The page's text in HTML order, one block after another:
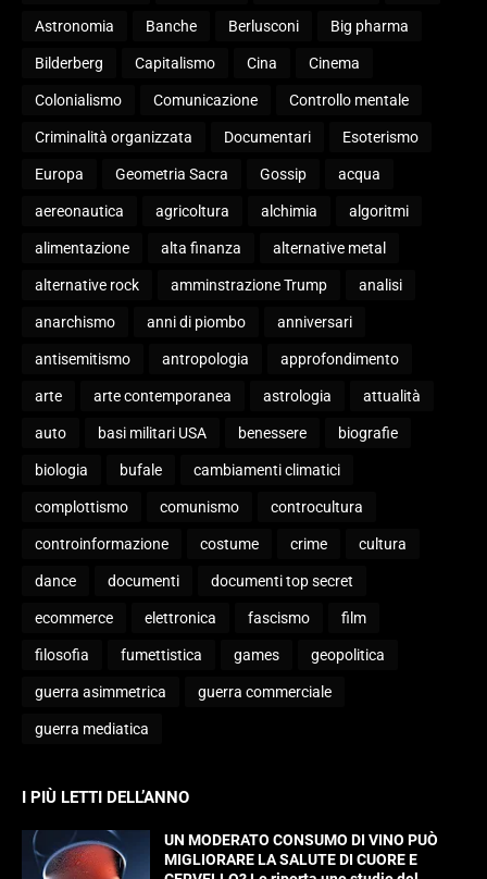
Astronomia Banche Berlusconi Big pharma
Bilderberg Capitalismo Cina Cinema
Colonialismo Comunicazione Controllo mentale
Criminalità organizzata Documentari Esoterismo
Europa Geometria Sacra Gossip acqua
aereonautica agricoltura alchimia algoritmi
alimentazione alta finanza alternative metal
alternative rock amminstrazione Trump analisi
anarchismo anni di piombo anniversari
antisemitismo antropologia approfondimento
arte arte contemporanea astrologia attualità
auto basi militari USA benessere biografie
biologia bufale cambiamenti climatici
complottismo comunismo controcultura
controinformazione costume crime cultura
dance documenti documenti top secret
ecommerce elettronica fascismo film
filosofia fumettistica games geopolitica
guerra asimmetrica guerra commerciale
guerra mediatica
I PIÙ LETTI DELL’ANNO
UN MODERATO CONSUMO DI VINO PUÒ
MIGLIORARE LA SALUTE DI CUORE E